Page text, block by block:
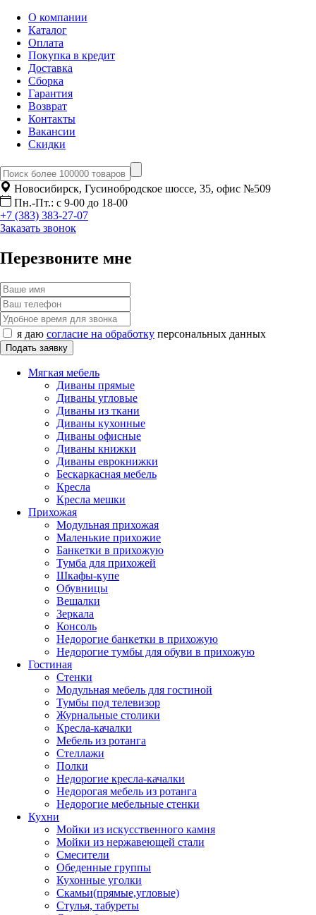
О компании
Каталог
Оплата
Покупка в кредит
Доставка
Сборка
Гарантия
Возврат
Контакты
Вакансии
Скидки
Новосибирск, Гусинобродское шоссе, 35, офис №509
Пн.-Пт.: с 9-00 до 18-00
+7 (383) 383-27-07
Заказать звонок
Перезвоните мне
я даю согласие на обработку персональных данных
Мягкая мебель
Диваны прямые
Диваны угловые
Диваны из ткани
Диваны кухонные
Диваны офисные
Диваны книжки
Диваны еврокнижки
Бескаркасная мебель
Кресла
Кресла мешки
Прихожая
Модульная прихожая
Маленькие прихожие
Банкетки в прихожую
Тумба для прихожей
Шкафы-купе
Обувницы
Вешалки
Зеркала
Консоль
Недорогие банкетки в прихожую
Недорогие тумбы для обуви в прихожую
Гостиная
Стенки
Модульная мебель для гостиной
Тумбы под телевизор
Журнальные столики
Кресла-качалки
Мебель из ротанга
Стеллажи
Полки
Недорогие кресла-качалки
Недорогая мебель из ротанга
Недорогие мебельные стенки
Кухни
Мойки из искусственного камня
Мойки из нержавеющей стали
Смесители
Обеденные группы
Кухонные уголки
Скамьи(прямые,угловые)
Стулья, табуреты